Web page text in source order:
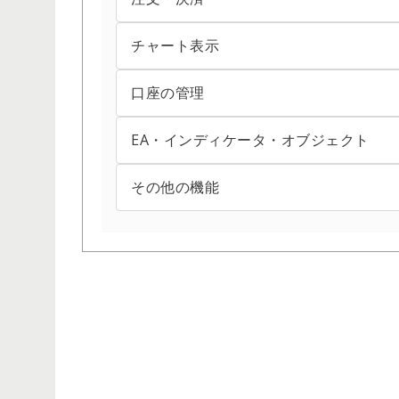
ツールバー内のボタンをカスタマイズする方法
ツールバー内の時間足をカスタマイズする方法
ダウンロード・インストールする方法（
ログインできない場合の対処方法
ログイン切り替え方法
ログイン方法
ティックチャートを表示・設定する方法
ポップアッププライスを表示・設定する方法
気配値表示に表示されている銘柄を変更する方
気配値表示の表示項目を変更する方法
IFO注文（イフダンオーシーオー注文）の仕方
スリッページの許容値を設定する方法
トレーリングストップ注文の仕方
ワンクリック成行注文の仕方
チャート表示
クロスヘアを表示・利用する方法
ステップバイステップ機能の利用方法
チャートが表示されない場合の対処方法
口座の管理
エクスポージャーを確認する方法
保有ポジション情報を確認する方法
EA・インディケータ・オブジェクト
EA・インディケータの設定を変更する方法
その他の機能